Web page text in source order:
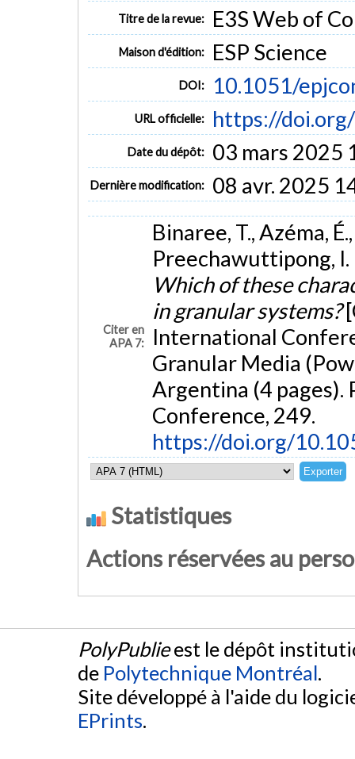
Titre de la revue: E3S Web of
Maison d'édition: ESP Science
DOI: 10.1051/
URL officielle: https://
Date du dépôt: 03 mars 2025
Dernière modification: 08 avr. 2025
Citer en
APA 7:
Binaree, T., Azéma,
Preechawuttipong,
Which of these
in granular systems?
International
Granular Media
Argentina (4 pages).
Conference, 249.
https://doi.org/
Statistiques
Actions réservées au
PolyPublieest le dépôt
de Polytechnique Montréal.
Site développé à l'aide du
EPrints.